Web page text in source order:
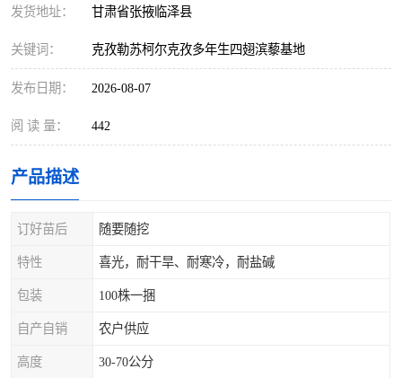
发货地址： 甘肃省张掖临泽县
关键词： 克孜勒苏柯尔克孜多年生四翅滨藜基地
发布日期： 2026-08-07
阅 读 量： 442
产品描述
订好苗后 随要随挖
特性 喜光，耐干旱、耐寒冷，耐盐碱
包装 100株一捆
自产自销 农户供应
高度 30-70公分